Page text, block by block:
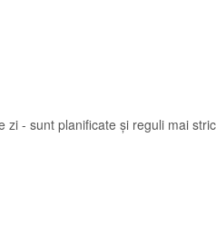
zi - sunt planificate și reguli mai